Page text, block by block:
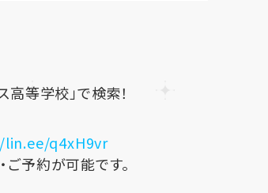
高等学校」で検索！
q4xH9vr
予約が可能です。